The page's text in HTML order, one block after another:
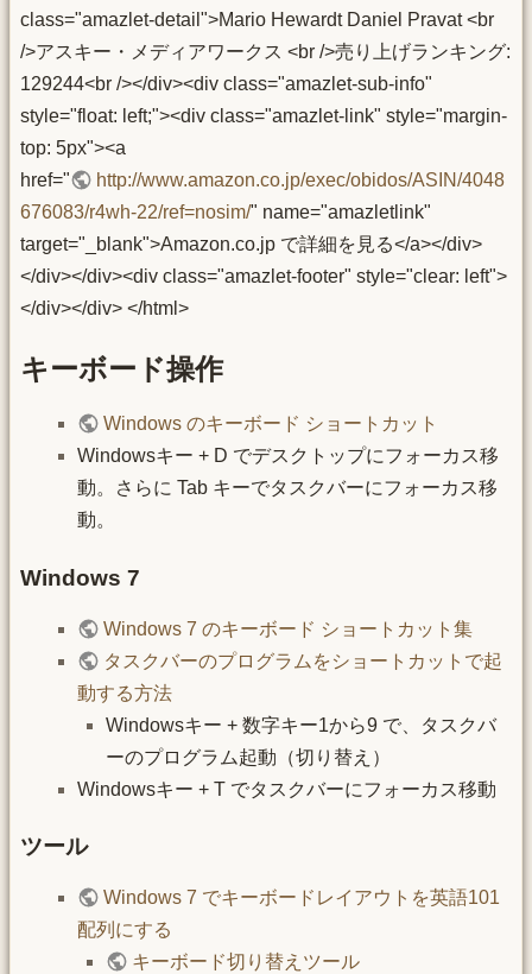
class="amazlet-detail">Mario Hewardt Daniel Pravat <br
/>アスキー・メディアワークス <br />売り上げランキング:
129244<br /></div><div class="amazlet-sub-info"
style="float: left;"><div class="amazlet-link" style="margin-
top: 5px"><a
href="
http://www.amazon.co.jp/exec/obidos/ASIN/4048
676083/r4wh-22/ref=nosim/" name="amazletlink"
target="_blank">Amazon.co.jp で詳細を見る</a></div>
</div></div><div class="amazlet-footer" style="clear: left">
</div></div> </html>
キーボード操作
Windows のキーボード ショートカット
Windowsキー + D でデスクトップにフォーカス移
動。さらに Tab キーでタスクバーにフォーカス移
動。
Windows 7
Windows 7 のキーボード ショートカット集
タスクバーのプログラムをショートカットで起
動する方法
Windowsキー + 数字キー1から9 で、タスクバ
ーのプログラム起動（切り替え）
Windowsキー + T でタスクバーにフォーカス移動
ツール
Windows 7 でキーボードレイアウトを英語101
配列にする
キーボード切り替えツール